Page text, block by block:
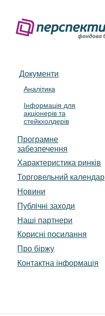
Документи
Аналітика
Інформація для
акціонерів та
стейкхолдерів
Програмне
забезпечення
Характеристика pинків
Торговельний календар
Новини
Публічні заходи
Наші партнери
Корисні посилання
Про біржу
Контактна інформація